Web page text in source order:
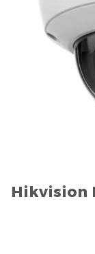
Hikvision